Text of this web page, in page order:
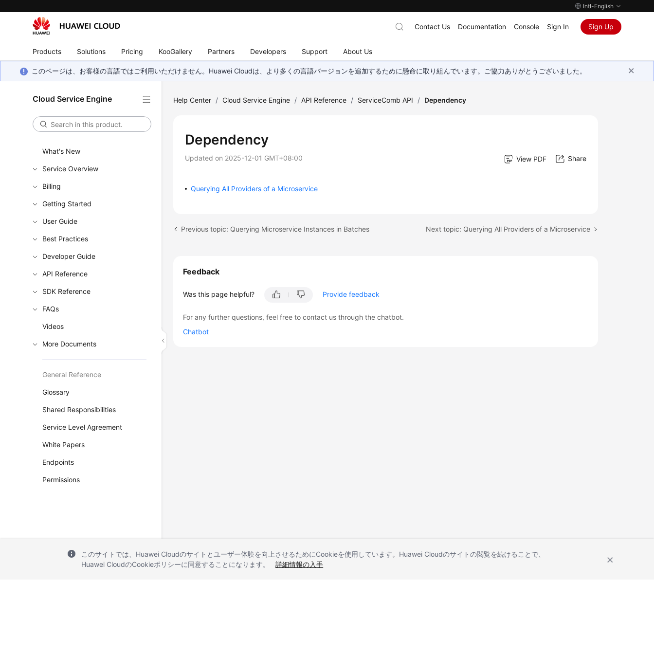
Intl-English
Products Solutions Pricing KooGallery Partners Developers Support About Us
Contact Us Documentation Console Sign In Sign Up
このページは、お客様の言語ではご利用いただけません。Huawei Cloudは、より多くの言語バージョンを追加するために懸命に取り組んでいます。ご協力ありがとうございました。
Cloud Service Engine
What's New
Service Overview
Billing
Getting Started
User Guide
Best Practices
Developer Guide
API Reference
SDK Reference
FAQs
Videos
More Documents
General Reference
Glossary
Shared Responsibilities
Service Level Agreement
White Papers
Endpoints
Permissions
Help Center / Cloud Service Engine / API Reference / ServiceComb API / Dependency
Dependency
Updated on 2025-12-01 GMT+08:00 View PDF Share
Querying All Providers of a Microservice
Previous topic: Querying Microservice Instances in Batches Next topic: Querying All Providers of a Microservice
Feedback
Was this page helpful? Provide feedback
For any further questions, feel free to contact us through the chatbot.
Chatbot
このサイトでは、Huawei Cloudのサイトとユーザー体験を向上させるためにCookieを使用しています。Huawei Cloudのサイトの閲覧を続けることで、
Huawei CloudのCookieポリシーに同意することになります。
詳細情報の入手